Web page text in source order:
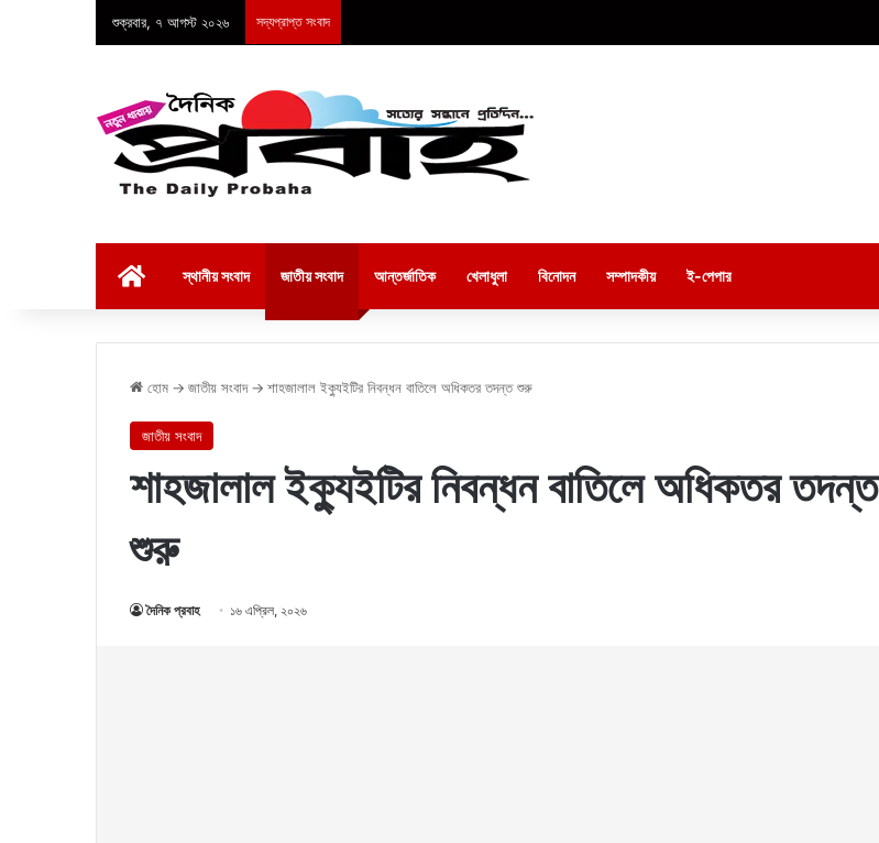
শুক্রবার, ৭ আগস্ট ২০২৬ সদ্যপ্রাপ্ত সংবাদ
স্থানীয় সংবাদ জাতীয় সংবাদ আন্তর্জাতিক খেলাধুলা বিনোদন সম্পাদকীয় ই-পেপার
হোম → জাতীয় সংবাদ → শাহজালাল ইক্যুইটির নিবন্ধন বাতিলে অধিকতর তদন্ত শুরু
জাতীয় সংবাদ
শাহজালাল ইক্যুইটির নিবন্ধন বাতিলে অধিকতর তদন্ত
শুরু
দৈনিক প্রবাহ ১৬ এপ্রিল, ২০২৬